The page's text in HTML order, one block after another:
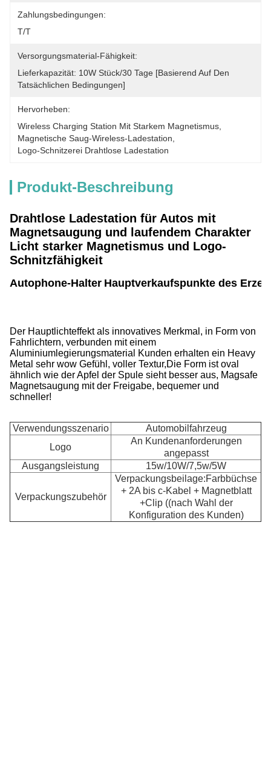
Zahlungsbedingungen:
T/T
Versorgungsmaterial-Fähigkeit:
Lieferkapazität: 10W Stück/30 Tage [basierend Auf Den
Tatsächlichen Bedingungen]
Hervorheben:
Wireless Charging Station Mit Starkem Magnetismus
Magnetische Saug-Wireless-Ladestation
Logo-Schnitzerei Drahtlose Ladestation
Produkt-Beschreibung
Drahtlose Ladestation für Autos mit
Magnetsaugung und laufendem Charakter
Licht starker Magnetismus und Logo-
Schnitzfähigkeit
Autophone-Halter Hauptverkaufspunkte des
Der Hauptlichteffekt als innovatives Merkmal, in Form von
Fahrlichtern, verbunden mit einem
Aluminiumlegierungsmaterial Kunden erhalten ein Heavy
Metal sehr wow Gefühl, voller Textur,Die Form ist oval
ähnlich wie der Apfel der Spule sieht besser aus, Magsafe
Magnetsaugung mit der Freigabe, bequemer und
schneller!
Verwendungsszenario
Automobilfahrzeug
Logo
An Kundenanforderungen
angepasst
Ausgangsleistung
15w/10W/7,5w/5W
Verpackungszubehör
Verpackungsbeilage:Farbbüchse
+ 2A bis c-Kabel + Magnetblatt
+Clip ((nach Wahl der
Konfiguration des Kunden)